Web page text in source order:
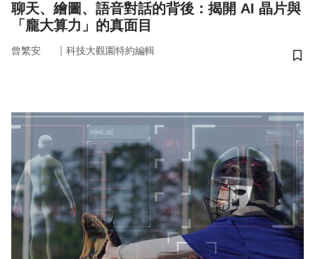
聊天、繪圖、語音對話的背後：揭開 AI 晶片與
「龐大算力」的真面目
曾繁安 ｜ 科技大觀園特約編輯
儲